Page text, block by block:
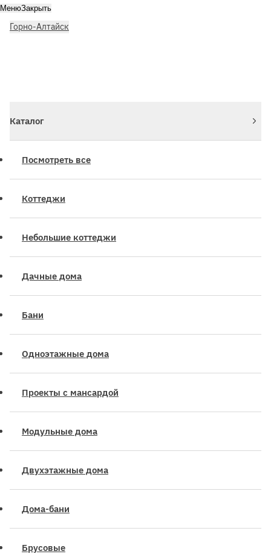
Горно-Алтайск
МенюЗакрыть
Каталог
Посмотреть все
Коттеджи
Небольшие коттеджи
Дачные дома
Бани
Одноэтажные дома
Проекты с мансардой
Модульные дома
Двухэтажные дома
Дома-бани
Брусовые